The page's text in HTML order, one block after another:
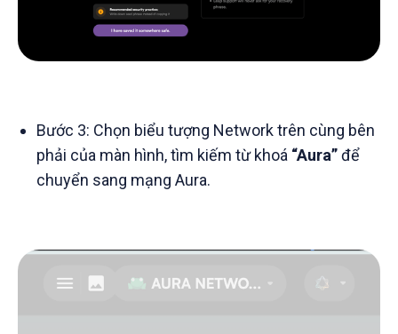
Bước 3: Chọn biểu tượng Network trên cùng bên
phải của màn hình, tìm kiếm từ khoá “Aura”để
chuyển sang mạng Aura.